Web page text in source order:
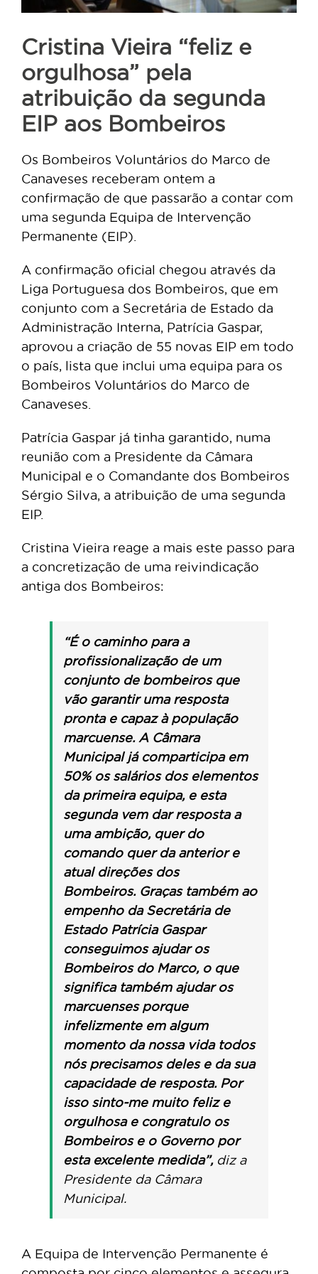
Cristina Vieira “feliz e
orgulhosa” pela
atribuição da segunda
EIP aos Bombeiros
Os Bombeiros Voluntários do Marco de
Canaveses receberam ontem a
confirmação de que passarão a contar com
uma segunda Equipa de Intervenção
Permanente (EIP).
A confirmação oficial chegou através da
Liga Portuguesa dos Bombeiros, que em
conjunto com a Secretária de Estado da
Administração Interna, Patrícia Gaspar,
aprovou a criação de 55 novas EIP em todo
o país, lista que inclui uma equipa para os
Bombeiros Voluntários do Marco de
Canaveses.
Patrícia Gaspar já tinha garantido, numa
reunião com a Presidente da Câmara
Municipal e o Comandante dos Bombeiros
Sérgio Silva, a atribuição de uma segunda
EIP.
Cristina Vieira reage a mais este passo para
a concretização de uma reivindicação
antiga dos Bombeiros:
“É o caminho para a
profissionalização de um
conjunto de bombeiros que
vão garantir uma resposta
pronta e capaz à população
marcuense.A Câmara
Municipal já comparticipa em
50% os salários dos elementos
da primeira equipa, e esta
segunda vem dar resposta a
uma ambição, quer do
comando quer da anterior e
atual direções dos
Bombeiros. Graças também ao
empenho da Secretária de
Estado Patrícia Gaspar
conseguimos ajudar os
Bombeiros do Marco, o que
significa também ajudar os
marcuenses porque
infelizmente em algum
momento da nossa vida todos
nós precisamos deles e da sua
capacidade de resposta. Por
isso sinto-me muito feliz e
orgulhosa e congratulo os
Bombeiros e o Governo por
esta excelente medida”,diz a
Presidente da Câmara
Municipal.
A Equipa de Intervenção Permanente é